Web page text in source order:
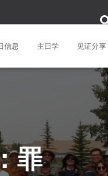
信息 主日学 见证分享
罪